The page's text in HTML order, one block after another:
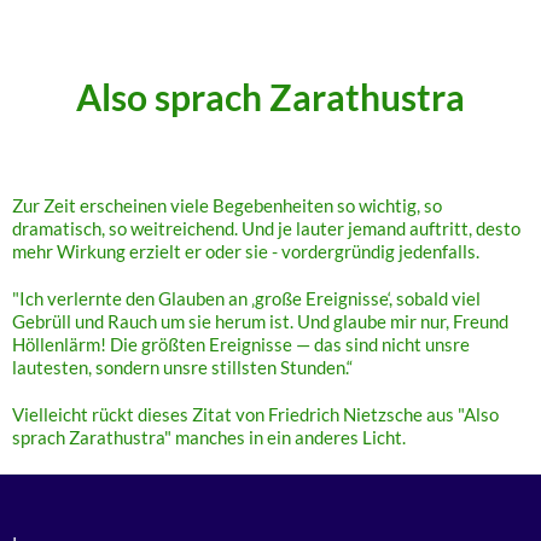
Also sprach Zarathustra
Zur Zeit erscheinen viele Begebenheiten so wichtig, so
dramatisch, so weitreichend. Und je lauter jemand auftritt, desto
mehr Wirkung erzielt er oder sie - vordergründig jedenfalls.
"Ich verlernte den Glauben an ‚große Ereignisse‘, sobald viel
Gebrüll und Rauch um sie herum ist. Und glaube mir nur, Freund
Höllenlärm! Die größten Ereignisse — das sind nicht unsre
lautesten, sondern unsre stillsten Stunden.“
Vielleicht rückt dieses Zitat von Friedrich Nietzsche aus "Also
sprach Zarathustra" manches in ein anderes Licht.